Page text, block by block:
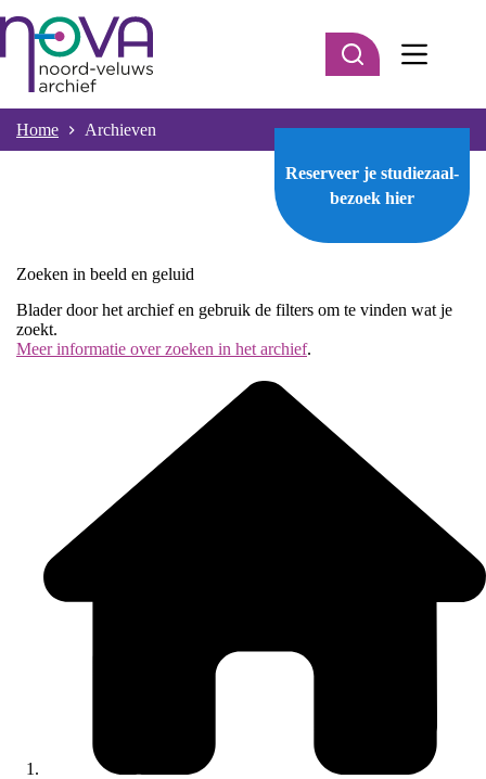
naar
inhoud
Home Archieven
Reserveer je studiezaal-
bezoek hier
Zoeken in beeld en geluid
Blader door het archief en gebruik de filters om te vinden wat je
zoekt.
Meer informatie over zoeken in het archief.